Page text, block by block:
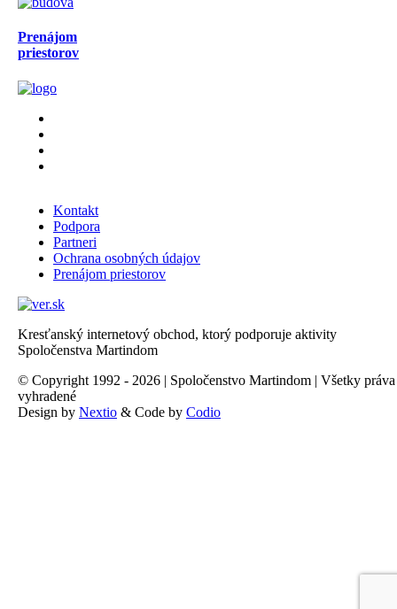
Prenájom
priestorov
Kontakt
Podpora
Partneri
Ochrana osobných údajov
Prenájom priestorov
Kresťanský internetový obchod, ktorý podporuje aktivity
Spoločenstva Martindom
© Copyright 1992 - 2026 | Spoločenstvo Martindom | Všetky práva
vyhradené
Design by Nextio & Code by Codio